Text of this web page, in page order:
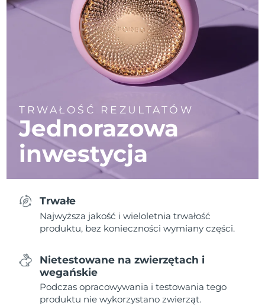
TRWAŁOŚĆ REZULTATÓW
Jednorazowa
inwestycja
Trwałe
Najwyższa jakość i wieloletnia trwałość
produktu, bez konieczności wymiany części.
Nietestowane na zwierzętach i
wegańskie
Podczas opracowywania i testowania tego
produktu nie wykorzystano zwierząt.